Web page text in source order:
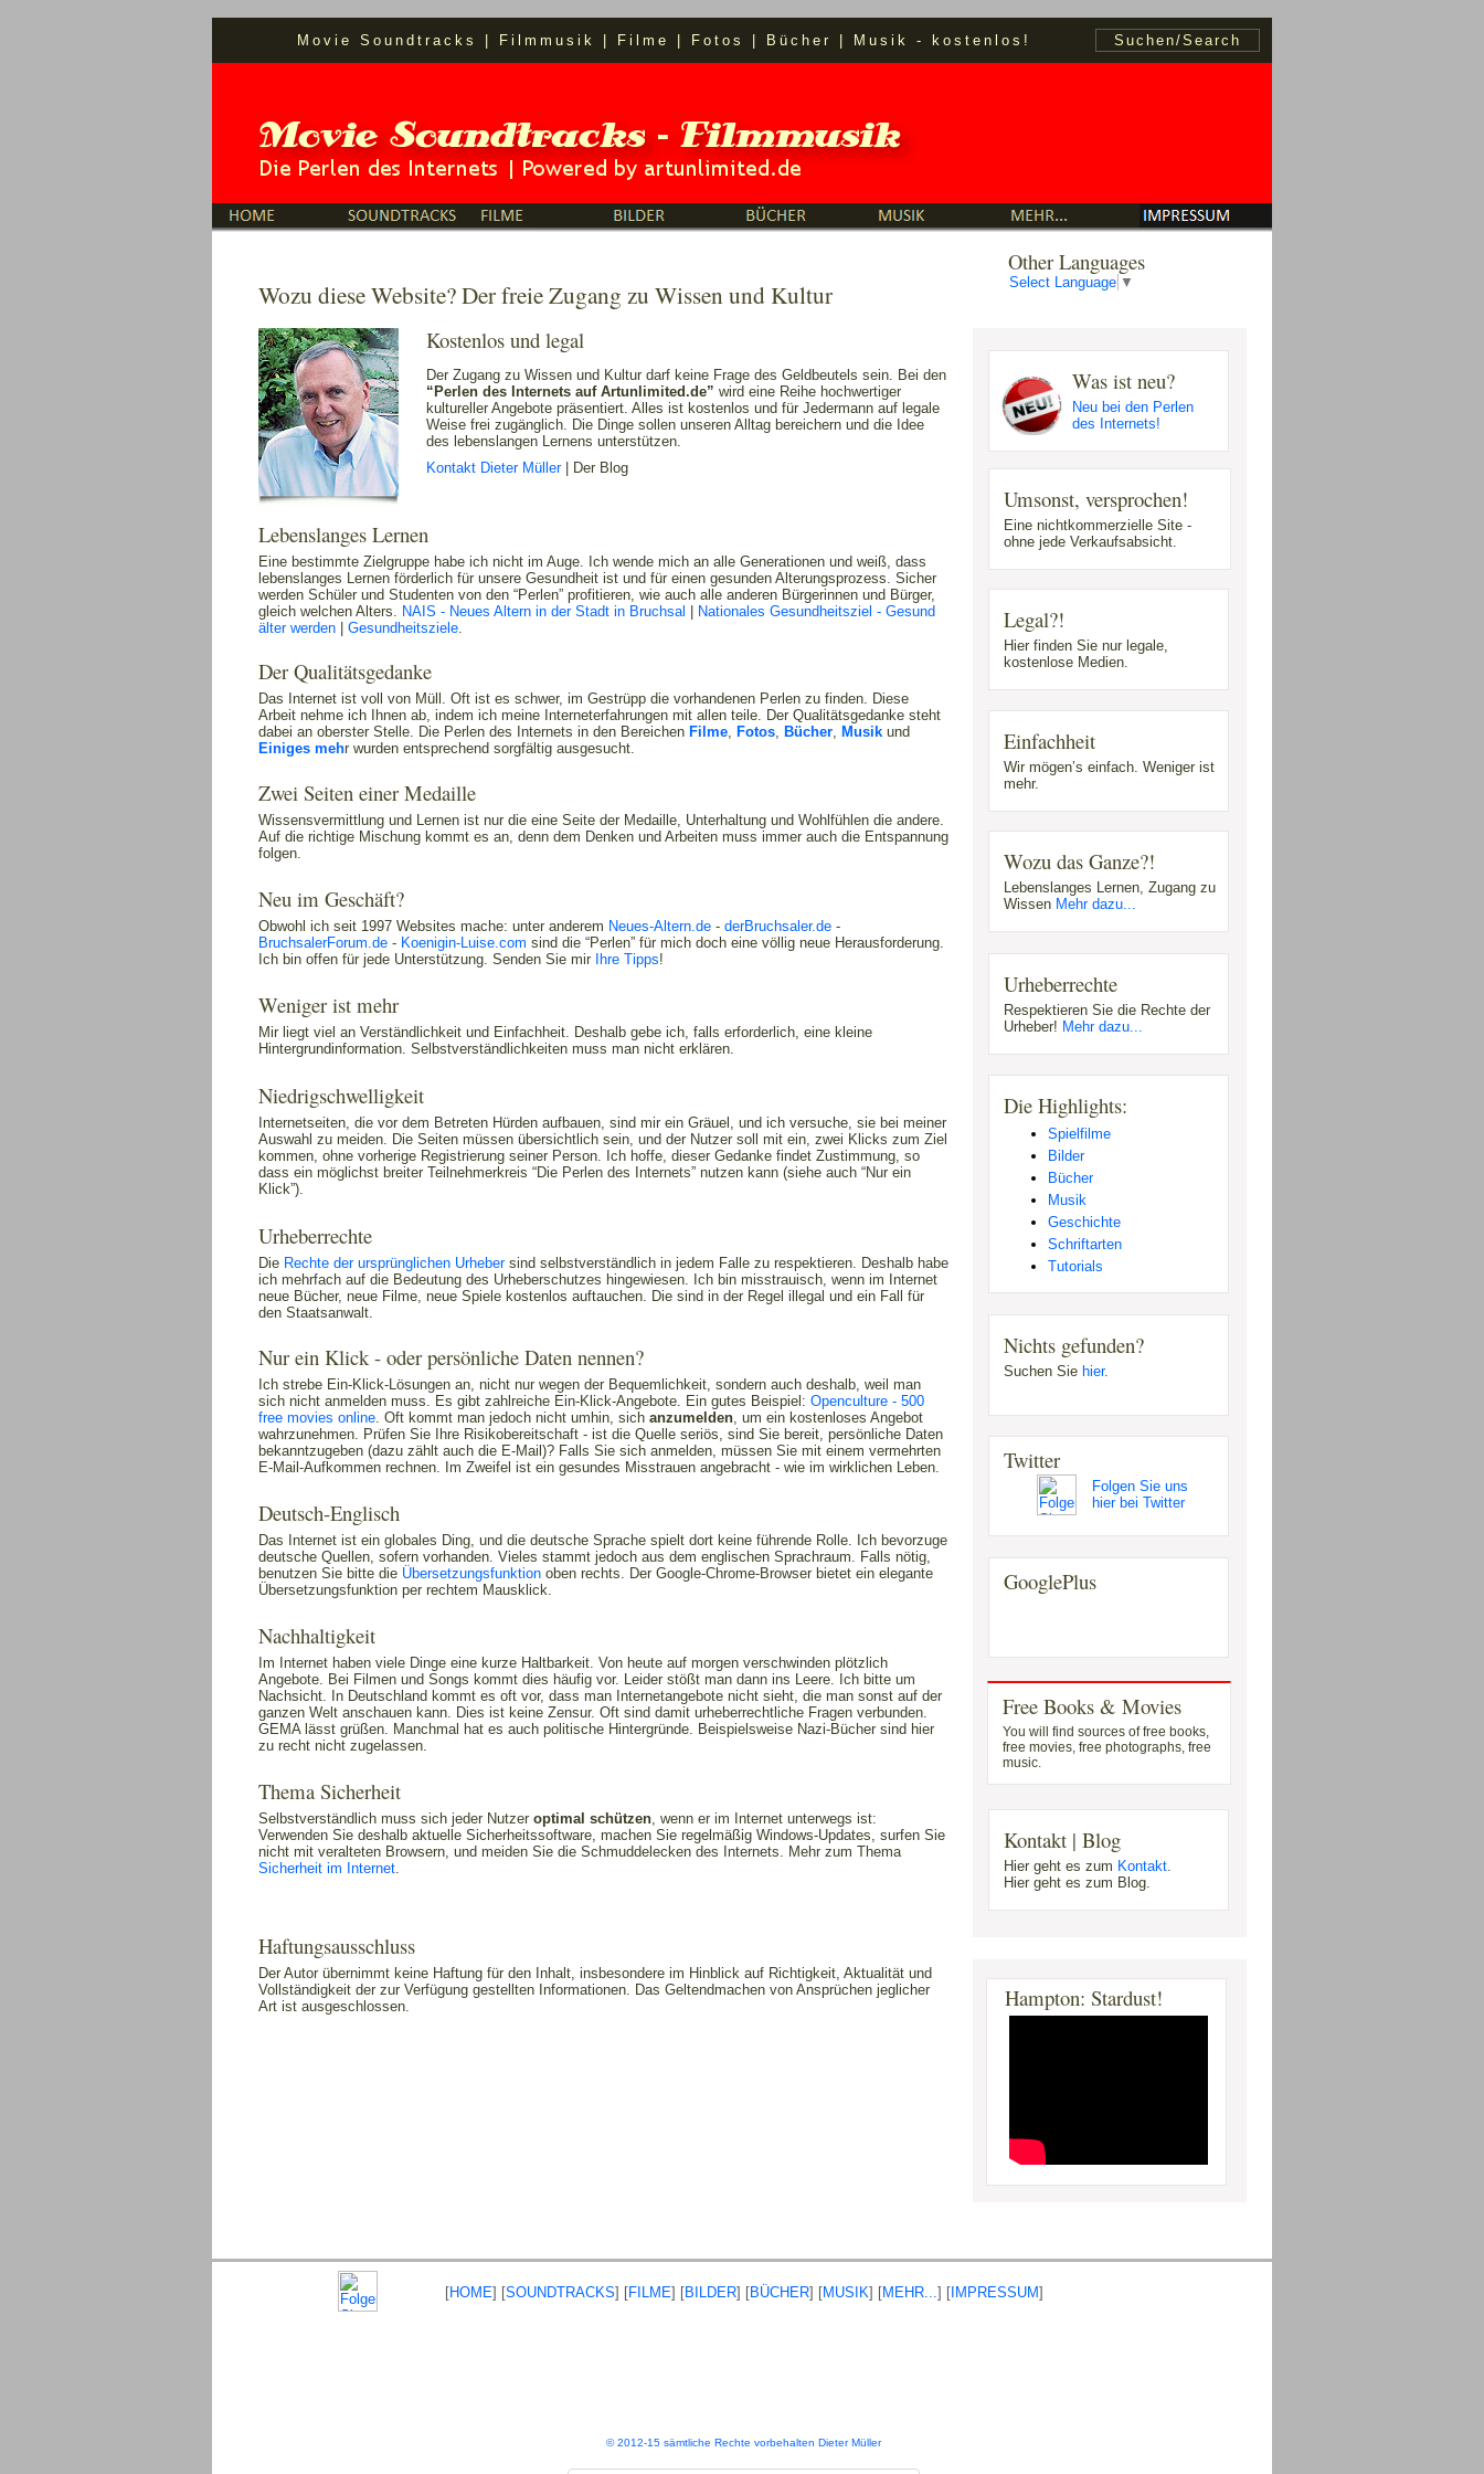
Movie Soundtracks Filmmusik Filme Fotos Bücher Musik - kostenlos! Suchen/Search
Wozu diese Website? Der freie Zugang zu Wissen und Kultur
Kostenlos und legal
Der Zugang zu Wissen und Kultur darf keine Frage des Geldbeutels sein. Bei den
“Perlen des Internets auf Artunlimited.de” wird eine Reihe hochwertiger
kultureller Angebote präsentiert. Alles ist kostenlos und für Jedermann auf legale
Weise frei zugänglich. Die Dinge sollen unseren Alltag bereichern und die Idee
des lebenslangen Lernens unterstützen.
Kontakt Dieter Müller| Der Blog
Lebenslanges Lernen
Eine bestimmte Zielgruppe habe ich nicht im Auge. Ich wende mich an alle Generationen und weiß, dass
lebenslanges Lernen förderlich für unsere Gesundheit ist und für einen gesunden Alterungsprozess. Sicher
werden Schüler und Studenten von den “Perlen” profitieren, wie auch alle anderen Bürgerinnen und Bürger,
gleich welchen Alters. NAIS - Neues Altern in der Stadt in Bruchsal
Nationales Gesundheitsziel - Gesund
älter werden
Gesundheitsziele.
Der Qualitätsgedanke
Das Internet ist voll von Müll. Oft ist es schwer, im Gestrüpp die vorhandenen Perlen zu finden. Diese
Arbeit nehme ich Ihnen ab, indem ich meine Interneterfahrungen mit allen teile. Der Qualitätsgedanke steht
dabei an oberster Stelle. Die Perlen des Internets in den Bereichen Filme, Fotos, Bücher, Musik und
Einiges mehr wurden entsprechend sorgfältig ausgesucht.
Zwei Seiten einer Medaille
Wissensvermittlung und Lernen ist nur die eine Seite der Medaille, Unterhaltung und Wohlfühlen die andere.
Auf die richtige Mischung kommt es an, denn dem Denken und Arbeiten muss immer auch die Entspannung
folgen.
Neu im Geschäft?
Obwohl ich seit 1997 Websites mache: unter anderem Neues-Altern.de - derBruchsaler.de -
BruchsalerForum.de - Koenigin-Luise.com sind die “Perlen” für mich doch eine völlig neue Herausforderung.
Ich bin offen für jede Unterstützung. Senden Sie mir
Ihre Tipps!
Weniger ist mehr
Mir liegt viel an Verständlichkeit und Einfachheit. Deshalb gebe ich, falls erforderlich, eine kleine
Hintergrundinformation. Selbstverständlichkeiten muss man nicht erklären.
Niedrigschwelligkeit
Internetseiten, die vor dem Betreten Hürden aufbauen, sind mir ein Gräuel, und ich versuche, sie bei meiner
Auswahl zu meiden. Die Seiten müssen übersichtlich sein, und der Nutzer soll mit ein, zwei Klicks zum Ziel
kommen, ohne vorherige Registrierung seiner Person. Ich hoffe, dieser Gedanke findet Zustimmung, so
dass ein möglichst breiter Teilnehmerkreis “Die Perlen des Internets” nutzen kann (siehe auch “Nur ein
Klick”).
Urheberrechte
Die Rechte der ursprünglichen Urhebersind selbstverständlich in jedem Falle zu respektieren. Deshalb habe
ich mehrfach auf die Bedeutung des Urheberschutzes hingewiesen. Ich bin misstrauisch, wenn im Internet
neue Bücher, neue Filme, neue Spiele kostenlos auftauchen. Die sind in der Regel illegal und ein Fall für
den Staatsanwalt.
Nur ein Klick - oder persönliche Daten nennen?
Ich strebe Ein-Klick-Lösungen an, nicht nur wegen der Bequemlichkeit, sondern auch deshalb, weil man
sich nicht anmelden muss. Es gibt zahlreiche Ein-Klick-Angebote. Ein gutes Beispiel: Openculture - 500
free movies online. Oft kommt man jedoch nicht umhin, sich anzumelden, um ein kostenloses Angebot
wahrzunehmen. Prüfen Sie Ihre Risikobereitschaft - ist die Quelle seriös, sind Sie bereit, persönliche Daten
bekanntzugeben (dazu zählt auch die E-Mail)? Falls Sie sich anmelden, müssen Sie mit einem vermehrten
E-Mail-Aufkommen rechnen. Im Zweifel ist ein gesundes Misstrauen angebracht - wie im wirklichen Leben.
Deutsch-Englisch
Das Internet ist ein globales Ding, und die deutsche Sprache spielt dort keine führende Rolle. Ich bevorzuge
deutsche Quellen, sofern vorhanden. Vieles stammt jedoch aus dem englischen Sprachraum. Falls nötig,
benutzen Sie bitte die Übersetzungsfunktion oben rechts. Der Google-Chrome-Browser bietet ein elegante
Übersetzungsfunktion per rechtem Mausklick.
Nachhaltigkeit
Im Internet haben viele Dinge eine kurze Haltbarkeit. Von heute auf morgen verschwinden plötzlich
Angebote. Bei Filmen und Songs kommt dies häufig vor. Leider stößt man dann ins Leere. Ich bitte um
Nachsicht. In Deutschland kommt es oft vor, dass man Internetangebote nicht sieht, die man sonst auf der
ganzen Welt anschauen kann. Dies ist keine Zensur. Oft sind damit urheberrechtliche Fragen verbunden.
GEMA lässt grüßen. Manchmal hat es auch politische Hintergründe. Beispielsweise Nazi-Bücher sind hier
zu recht nicht zugelassen.
Thema Sicherheit
Selbstverständlich muss sich jeder Nutzer optimal schützen, wenn er im Internet unterwegs ist:
Verwenden Sie deshalb aktuelle Sicherheitssoftware, machen Sie regelmäßig Windows-Updates, surfen Sie
nicht mit veralteten Browsern, und meiden Sie die Schmuddelecken des Internets. Mehr zum Thema
Sicherheit im Internet.
Haftungsausschluss
Der Autor übernimmt keine Haftung für den Inhalt, insbesondere im Hinblick auf Richtigkeit, Aktualität und
Vollständigkeit der zur Verfügung gestellten Informationen. Das Geltendmachen von Ansprüchen jeglicher
Art ist ausgeschlossen.
Other Languages
Select Language ▼
Was ist neu?
Neu bei den Perlen
des Internets!
Umsonst, versprochen!
Eine nichtkommerzielle Site -
ohne jede Verkaufsabsicht.
Legal?!
Hier finden Sie nur legale,
kostenlose Medien.
Einfachheit
Wir mögen’s einfach. Weniger ist
mehr.
Wozu das Ganze?!
Lebenslanges Lernen, Zugang zu
Wissen Mehr dazu...
Urheberrechte
Respektieren Sie die Rechte der
Urheber! Mehr dazu...
Die Highlights:
Spielfilme
Bilder
Bücher
Musik
Geschichte
Schriftarten
Tutorials
Nichts gefunden?
Suchen Sie hier.
Twitter
Folgen Sie uns
hier bei Twitter
GooglePlus
Free Books & Movies
You will find sources of free books,
free movies, free photographs, free
music.
Kontakt | Blog
Hier geht es zum Kontakt.
Hier geht es zum Blog.
Hampton: Stardust!
[HOME] [SOUNDTRACKS] [FILME] [BILDER] [BÜCHER] [MUSIK] [MEHR...] [IMPRESSUM]
© 2012-15 sämtliche Rechte vorbehalten Dieter Müller